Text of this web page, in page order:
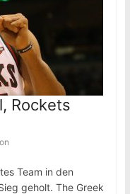
Rockets
Team in den
geholt. The Greek